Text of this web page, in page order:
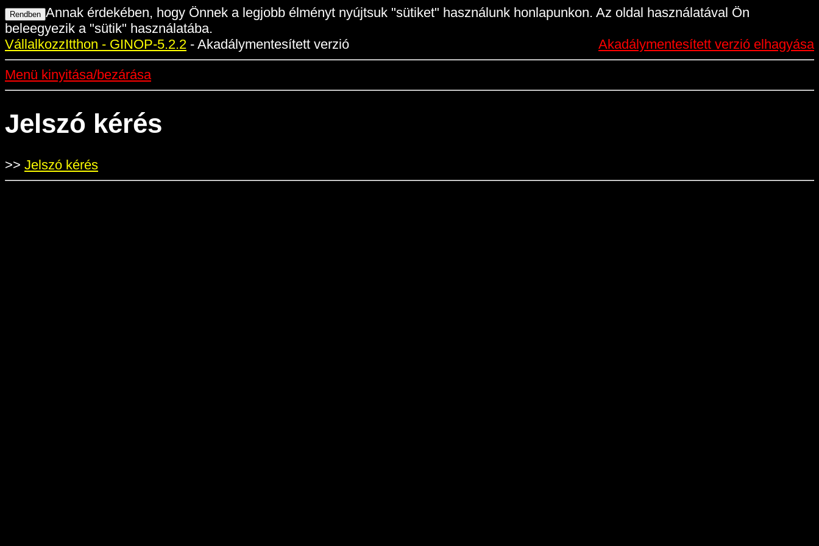
Annak érdekében, hogy Önnek a legjobb élményt nyújtsuk "sütiket" használunk honlapunkon. Az oldal használatával Ön
beleegyezik a "sütik" használatába.
Akadálymentesített verzió elhagyása
VállalkozzItthon - GINOP-5.2.2 - Akadálymentesített verzió
Menü kinyitása/bezárása
Jelszó kérés
>> Jelszó kérés